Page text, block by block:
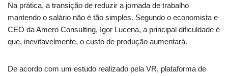
Na prática, a transição de reduzir a jornada de trabalho
mantendo o salário não é tão simples. Segundo o economista e
CEO da Amero Consulting, Igor Lucena, a principal dificuldade é
que, inevitavelmente, o custo de produção aumentará.
De acordo com um estudo realizado pela VR, plataforma de